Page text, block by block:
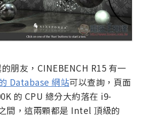
朋友，CINEBENCH R15 有一
Database 網站可以查詢，頁面
的 CPU 總分大約落在 i9-
間，這兩顆都是 Intel 頂級的